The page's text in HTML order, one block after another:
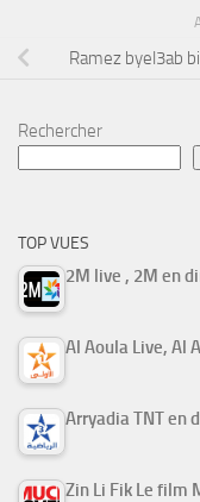
Rechercher
TOP VUES
2M live , 2M en
Al Aoula Live, Al
Arryadia TNT en